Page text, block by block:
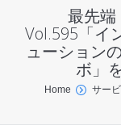
最先端
Vol.595「イ
ューション
ボ」
You are here:
Home サー